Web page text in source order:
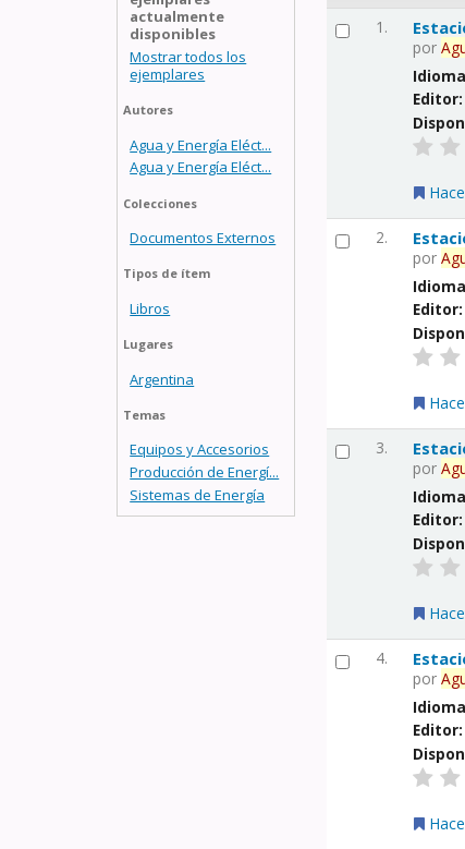
actualmente
disponibles
Mostrar todos los
ejemplares
Autores
Agua y Energía Eléct...
Agua y Energía Eléct...
Colecciones
Documentos Externos
Tipos de ítem
Libros
Lugares
Argentina
Temas
Equipos y Accesorios
Producción de Energí...
Sistemas de Energía
1.
por
2.
por
3.
por
4.
por